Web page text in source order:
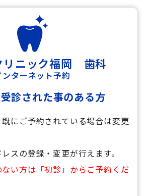
リニック福岡 歯科
ンターネット予約
診された事のある方
にご予約されている場合は変更
スの登録・変更が行えます。
い方は「初診」からご予約くだ